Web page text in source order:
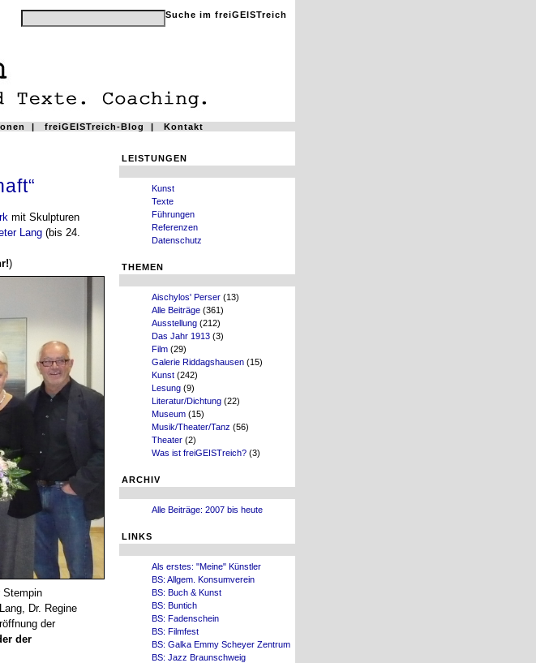
| freiGEISTreich-Blog | Kontakt
LEISTUNGEN
Kunst
Texte
Führungen
Referenzen
Datenschutz
THEMEN
Aischylos' Perser (13)
Alle Beiträge (361)
Ausstellung (212)
Das Jahr 1913 (3)
Film (29)
Galerie Riddagshausen (15)
Kunst (242)
Lesung (9)
Literatur/Dichtung (22)
Museum (15)
Musik/Theater/Tanz (56)
Theater (2)
Was ist freiGEISTreich? (3)
ARCHIV
Alle Beiträge: 2007 bis heute
LINKS
Als erstes: "Meine" Künstler
BS: Allgem. Konsumverein
BS: Buch & Kunst
BS: Buntich
BS: Fadenschein
BS: Filmfest
BS: Galka Emmy Scheyer Zentrum
BS: Jazz Braunschweig
mit Skulpturen
Lang (bis 24.
)
Stempin
Dr. Regine
der
der